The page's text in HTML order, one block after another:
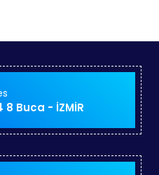
8 Buca - İZMİR